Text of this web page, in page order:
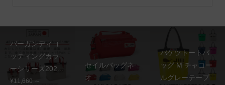
バーガンディヨ
ッティングカラ
ーシリーズ202...
¥11,660 ～
セイルバッグネ
オ
バケツトートバ
ッグ M チャコー
ルグレーテープ